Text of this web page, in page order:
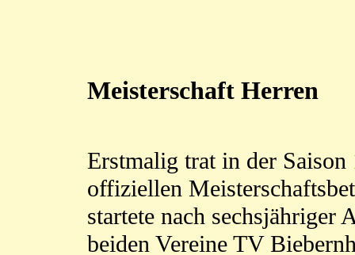
Meisterschaft Herren
Erstmalig trat in der
offiziellen
startete nach sechsjähriger
beiden Vereine TV